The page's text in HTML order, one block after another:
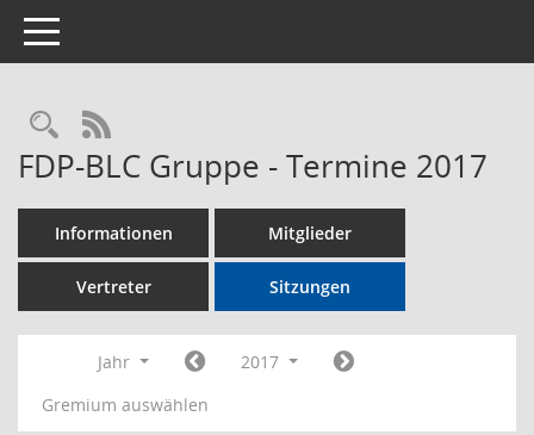
Toggle navigation
Rechercheauswahl
RSS-Feed
FDP-BLC Gruppe - Termine 2017
Informationen Mitglieder
Vertreter Sitzungen
Jahr
2017
Gremium auswählen